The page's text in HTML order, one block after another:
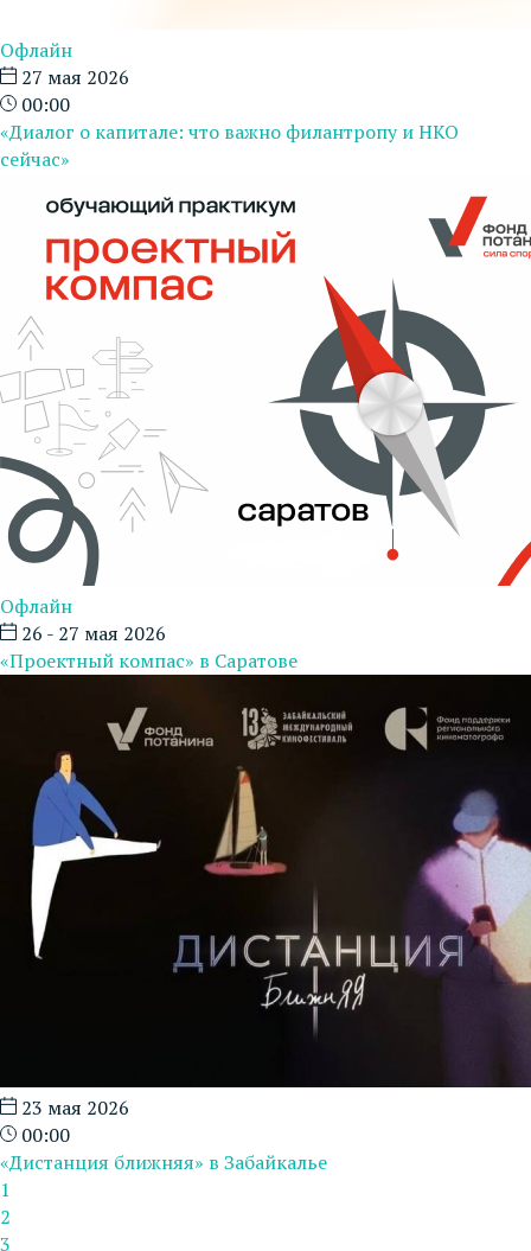
Офлайн
27 мая 2026
00:00
«Диалог о капитале: что важно филантропу и НКО
сейчас»
Офлайн
26 - 27 мая 2026
«Проектный компас» в Саратове
23 мая 2026
00:00
«Дистанция ближняя» в Забайкалье
1
2
3